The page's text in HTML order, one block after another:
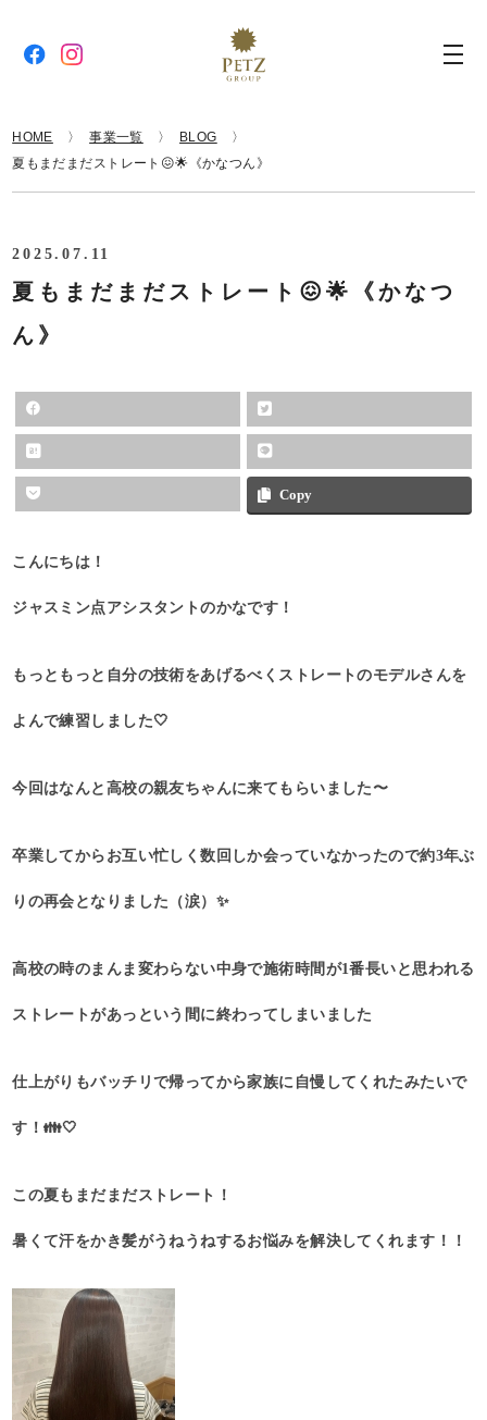
HOME 事業一覧
BLOG
夏もまだまだストレート😖🌟《かなつん》
2025.07.11
夏もまだまだストレート😖🌟《かなつ
ん》
Copy
こんにちは！
ジャスミン点アシスタントのかなです！
もっともっと自分の技術をあげるべくストレートのモデルさんを
よんで練習しました🤍
今回はなんと高校の親友ちゃんに来てもらいました〜
卒業してからお互い忙しく数回しか会っていなかったので約3年ぶ
りの再会となりました（涙）✨
高校の時のまんま変わらない中身で施術時間が1番長いと思われる
ストレートがあっという間に終わってしまいました
仕上がりもバッチリで帰ってから家族に自慢してくれたみたいで
す！👪🤍
この夏もまだまだストレート！
暑くて汗をかき髪がうねうねするお悩みを解決してくれます！！